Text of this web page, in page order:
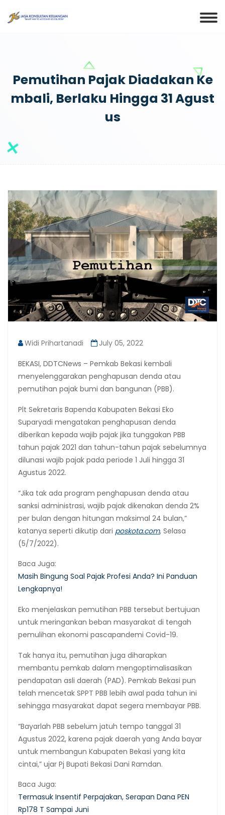
Pemutihan Pajak Diadakan Ke
Mbali, Berlaku Hingga 31 Agust
Us
Widi Prihartanadi July 05, 2022
BEKASI, DDTCNews – Pemkab Bekasi kembali
menyelenggarakan penghapusan denda atau
pemutihan pajak bumi dan bangunan (PBB).
Plt Sekretaris Bapenda Kabupaten Bekasi Eko
Suparyadi mengatakan penghapusan denda
diberikan kepada wajib pajak jika tunggakan PBB
tahun pajak 2021 dan tahun-tahun pajak sebelumnya
dilunasi wajib pajak pada periode 1 Juli hingga 31
Agustus 2022.
“Jika tak ada program penghapusan denda atau
sanksi administrasi, wajib pajak dikenakan denda 2%
per bulan dengan hitungan maksimal 24 bulan,”
katanya seperti dikutip dari poskota.com, Selasa
(5/7/2022).
Baca Juga:
Masih Bingung Soal Pajak Profesi Anda? Ini Panduan
Lengkapnya!
Eko menjelaskan pemutihan PBB tersebut bertujuan
untuk meringankan beban masyarakat di tengah
pemulihan ekonomi pascapandemi Covid-19.
Tak hanya itu, pemutihan juga diharapkan
membantu pemkab dalam mengoptimalisasikan
pendapatan asli daerah (PAD). Pemkab Bekasi pun
telah mencetak SPPT PBB lebih awal pada tahun ini
sehingga masyarakat dapat segera membayar PBB.
“Bayarlah PBB sebelum jatuh tempo tanggal 31
Agustus 2022, karena pajak daerah yang Anda bayar
untuk membangun Kabupaten Bekasi yang kita
cintai,” ujar Pj Bupati Bekasi Dani Ramdan.
Baca Juga:
Termasuk Insentif Perpajakan, Serapan Dana PEN
Rp178 T Sampai Juni